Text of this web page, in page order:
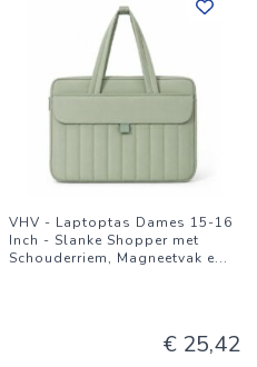
VHV - Laptoptas Dames 15-16
Inch - Slanke Shopper met
Schouderriem, Magneetvak e...
€ 25,42